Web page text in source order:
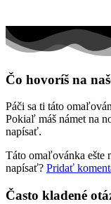
Zima a Vianoce
Nezaradené
Čo hovoríš na
Páči sa ti táto
Pokiaľ máš námet na
napísať.
Táto omaľovánka ešte
napísať? Pridať
Často kladené